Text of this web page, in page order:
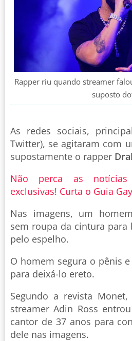
Rapper riu quando streamer
suposto
As redes sociais,
Twitter), se agitaram com
supostamente o rapper
Não perca as
exclusivas! Curta o Guia
Nas imagens, um
sem roupa da cintura para
pelo espelho.
O homem segura o pênis
para deixá-lo ereto.
Segundo a revista
streamer Adin Ross
cantor de 37 anos para
dele nas imagens.